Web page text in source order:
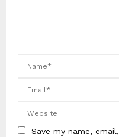
Save my name,